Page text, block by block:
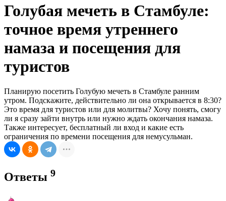
Голубая мечеть в Стамбуле:
точное время утреннего
намаза и посещения для
туристов
Планирую посетить Голубую мечеть в Стамбуле ранним
утром. Подскажите, действительно ли она открывается в 8:30?
Это время для туристов или для молитвы? Хочу понять, смогу
ли я сразу зайти внутрь или нужно ждать окончания намаза.
Также интересует, бесплатный ли вход и какие есть
ограничения по времени посещения для немусульман.
Ответы 9